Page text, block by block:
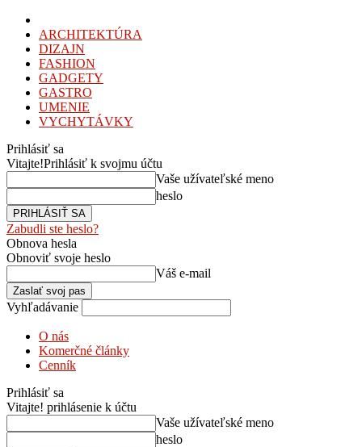
ARCHITEKTÚRA
DIZAJN
FASHION
GADGETY
GASTRO
UMENIE
VYCHYTÁVKY
Prihlásiť sa
Vitajte!Prihlásiť k svojmu účtu
Vaše užívateľské meno
heslo
Zabudli ste heslo?
Obnova hesla
Obnoviť svoje heslo
Váš e-mail
Vyhľadávanie
O nás
Komerčné články
Cenník
Prihlásiť sa
Vitajte! prihlásenie k účtu
Vaše užívateľské meno
heslo